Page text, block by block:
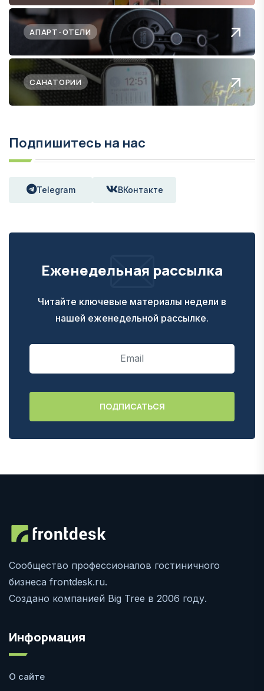
АПАРТ-ОТЕЛИ
САНАТОРИИ
Подпишитесь на нас
Telegram ВКонтакте
Еженедельная рассылка
Читайте ключевые материалы недели в
нашей еженедельной рассылке.
Сообщество профессионалов гостиничного
бизнеса frontdesk.ru.
Создано компанией Big Tree в 2006 году.
Информация
О сайте